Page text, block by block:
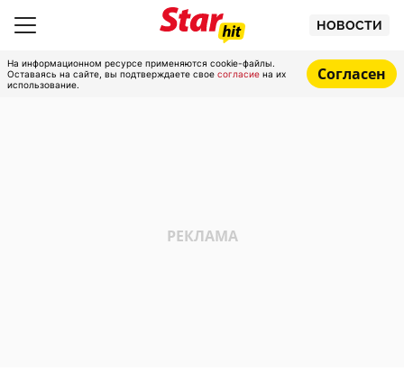
НОВОСТИ
На информационном ресурсе применяются cookie-файлы.
Оставаясь на сайте, вы подтверждаете свое согласие на их
использование.
Согласен